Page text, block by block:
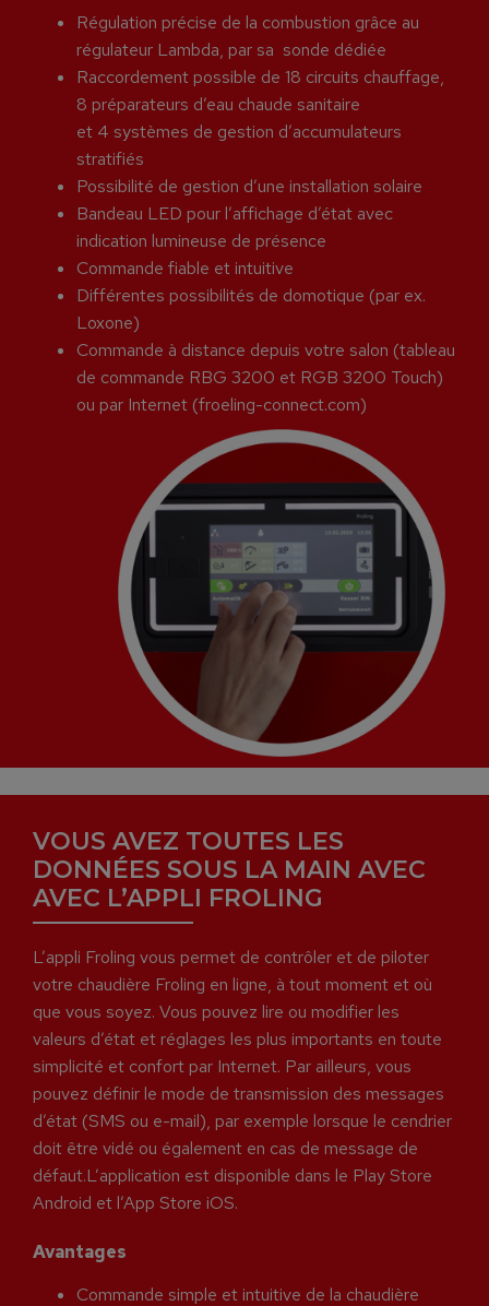
Régulation précise de la combustion grâce au
régulateur Lambda, par sa sonde dédiée
Raccordement possible de 18 circuits chauffage,
8 préparateurs d’eau chaude sanitaire
et 4 systèmes de gestion d’accumulateurs
stratifiés
Possibilité de gestion d’une installation solaire
Bandeau LED pour l’affichage d’état avec
indication lumineuse de présence
Commande fiable et intuitive
Différentes possibilités de domotique (par ex.
Loxone)
Commande à distance depuis votre salon (tableau
de commande RBG 3200 et RGB 3200 Touch)
ou par Internet (froeling-connect.com)
VOUS AVEZ TOUTES LES
DONNÉES SOUS LA MAIN AVEC
AVEC L’APPLI FROLING
L’appli Froling vous permet de contrôler et de piloter
votre chaudière Froling en ligne, à tout moment et où
que vous soyez. Vous pouvez lire ou modifier les
valeurs d’état et réglages les plus importants en toute
simplicité et confort par Internet. Par ailleurs, vous
pouvez définir le mode de transmission des messages
d’état (SMS ou e-mail), par exemple lorsque le cendrier
doit être vidé ou également en cas de message de
défaut.L’application est disponible dans le Play Store
Android et l’App Store iOS.
Avantages
Commande simple et intuitive de la chaudière